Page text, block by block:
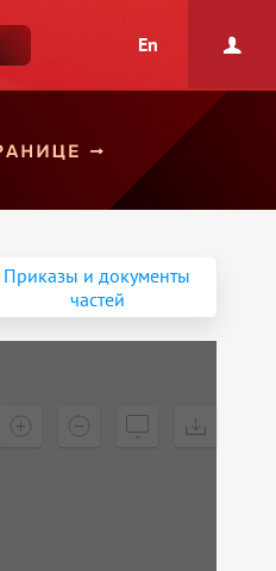
En
Приказы и документы
частей